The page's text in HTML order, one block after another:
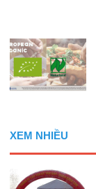
XEM NHIỀU